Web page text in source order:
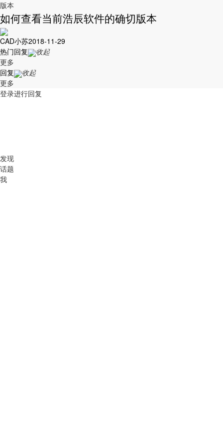
版本
如何查看当前浩辰软件的确切版本
CAD小苏2018-11-29
热门回复
收起
更多
回复
收起
更多
登录进行回复
发现
话题
我